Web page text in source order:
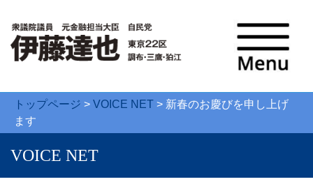
トップページ > VOICE NET > 新春のお慶びを申し上げ
ます
VOICE NET